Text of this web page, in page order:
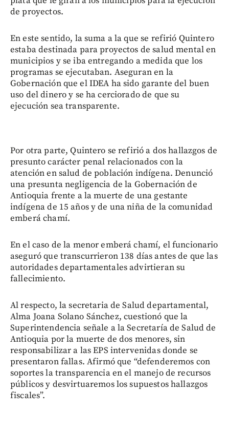
de proyectos.
En este sentido, la suma a la que se refirió Quintero
estaba destinada para proyectos de salud mental en
municipios y se iba entregando a medida que los
programas se ejecutaban. Aseguran en la
Gobernación que el IDEA ha sido garante del buen
uso del dinero y se ha cerciorado de que su
ejecución sea transparente.
Por otra parte, Quintero se refirió a dos hallazgos de
presunto carácter penal relacionados con la
atención en salud de población indígena. Denunció
una presunta negligencia de la Gobernación de
Antioquia frente a la muerte de una gestante
indígena de 15 años y de una niña de la comunidad
emberá chamí.
En el caso de la menor emberá chamí, el funcionario
aseguró que transcurrieron 138 días antes de que las
autoridades departamentales advirtieran su
fallecimiento.
Al respecto, la secretaria de Salud departamental,
Alma Joana Solano Sánchez, cuestionó que la
Superintendencia señale a la Secretaría de Salud de
Antioquia por la muerte de dos menores, sin
responsabilizar a las EPS intervenidas donde se
presentaron fallas. Afirmó que “defenderemos con
soportes la transparencia en el manejo de recursos
públicos y desvirtuaremos los supuestos hallazgos
fiscales”.